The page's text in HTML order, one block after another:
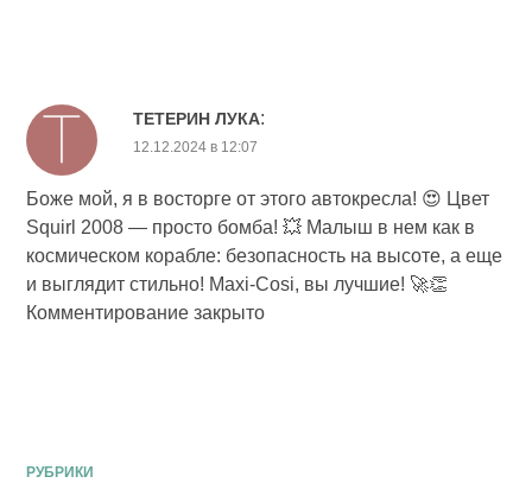
ТЕТЕРИН ЛУКА:
12.12.2024 в 12:07
Боже мой, я в восторге от этого автокресла! 😍 Цвет
Squirl 2008 — просто бомба! 💥 Малыш в нем как в
космическом корабле: безопасность на высоте, а еще
и выглядит стильно! Maxi-Cosi, вы лучшие! 🚀👏
Комментирование закрыто
РУБРИКИ